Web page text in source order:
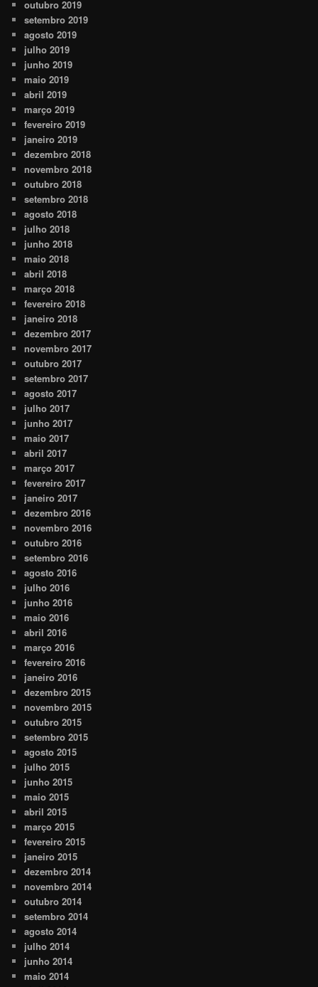
outubro 2019
setembro 2019
agosto 2019
julho 2019
junho 2019
maio 2019
abril 2019
março 2019
fevereiro 2019
janeiro 2019
dezembro 2018
novembro 2018
outubro 2018
setembro 2018
agosto 2018
julho 2018
junho 2018
maio 2018
abril 2018
março 2018
fevereiro 2018
janeiro 2018
dezembro 2017
novembro 2017
outubro 2017
setembro 2017
agosto 2017
julho 2017
junho 2017
maio 2017
abril 2017
março 2017
fevereiro 2017
janeiro 2017
dezembro 2016
novembro 2016
outubro 2016
setembro 2016
agosto 2016
julho 2016
junho 2016
maio 2016
abril 2016
março 2016
fevereiro 2016
janeiro 2016
dezembro 2015
novembro 2015
outubro 2015
setembro 2015
agosto 2015
julho 2015
junho 2015
maio 2015
abril 2015
março 2015
fevereiro 2015
janeiro 2015
dezembro 2014
novembro 2014
outubro 2014
setembro 2014
agosto 2014
julho 2014
junho 2014
maio 2014